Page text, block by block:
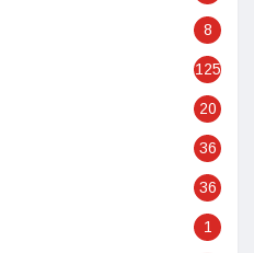
8
125
20
36
36
1